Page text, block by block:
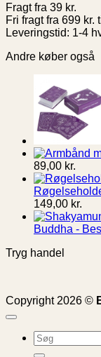
Fragt fra 39 kr.
Fri fragt fra 699 kr.
Leveringstid: 1-4
Andre køber også
89,00 kr.
149,00 kr.
Buddha -
Tryg handel
Copyright 2026 ©
Søg
efter: